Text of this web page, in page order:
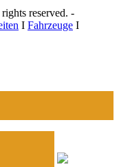
reserved. -
I Fahrzeuge I